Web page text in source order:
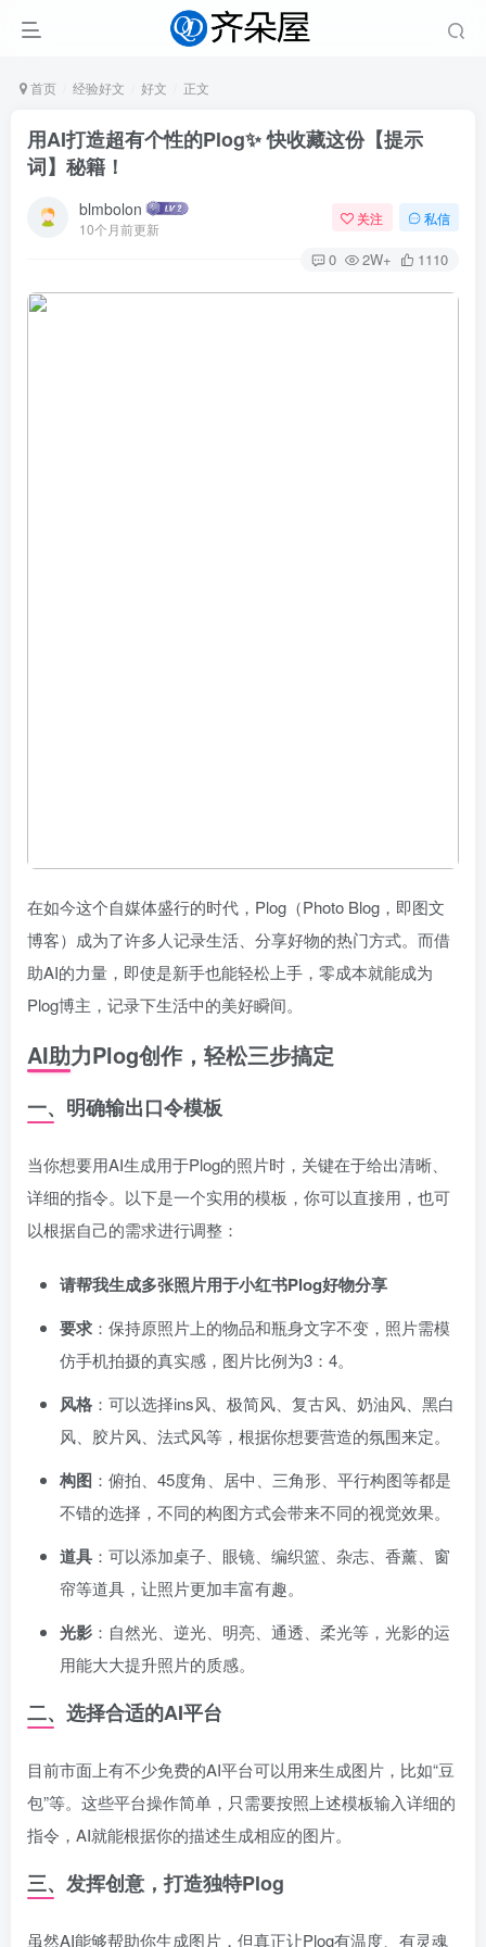
首页 经验好文 好文 正文
用AI打造超有个性的Plog✨ 快收藏这份【提示
词】秘籍！
blmbolon
10个月前更新
关注 私信
0 2W+ 1110
在如今这个自媒体盛行的时代，Plog（Photo Blog，即图文
博客）成为了许多人记录生活、分享好物的热门方式。而借
助AI的力量，即使是新手也能轻松上手，零成本就能成为
Plog博主，记录下生活中的美好瞬间。
AI助力Plog创作，轻松三步搞定
一、明确输出口令模板
当你想要用AI生成用于Plog的照片时，关键在于给出清晰、
详细的指令。以下是一个实用的模板，你可以直接用，也可
以根据自己的需求进行调整：
请帮我生成多张照片用于小红书Plog好物分享
要求 ：保持原照片上的物品和瓶身文字不变，照片需模
仿手机拍摄的真实感，图片比例为3：4。
风格 ：可以选择ins风、极简风、复古风、奶油风、黑白
风、胶片风、法式风等，根据你想要营造的氛围来定。
构图 ：俯拍、45度角、居中、三角形、平行构图等都是
不错的选择，不同的构图方式会带来不同的视觉效果。
道具 ：可以添加桌子、眼镜、编织篮、杂志、香薰、窗
帘等道具，让照片更加丰富有趣。
光影 ：自然光、逆光、明亮、通透、柔光等，光影的运
用能大大提升照片的质感。
二、选择合适的AI平台
目前市面上有不少免费的AI平台可以用来生成图片，比如“豆
包”等。这些平台操作简单，只需要按照上述模板输入详细的
指令，AI就能根据你的描述生成相应的图片。
三、发挥创意，打造独特Plog
虽然AI能够帮助你生成图片，但真正让Plog有温度、有灵魂